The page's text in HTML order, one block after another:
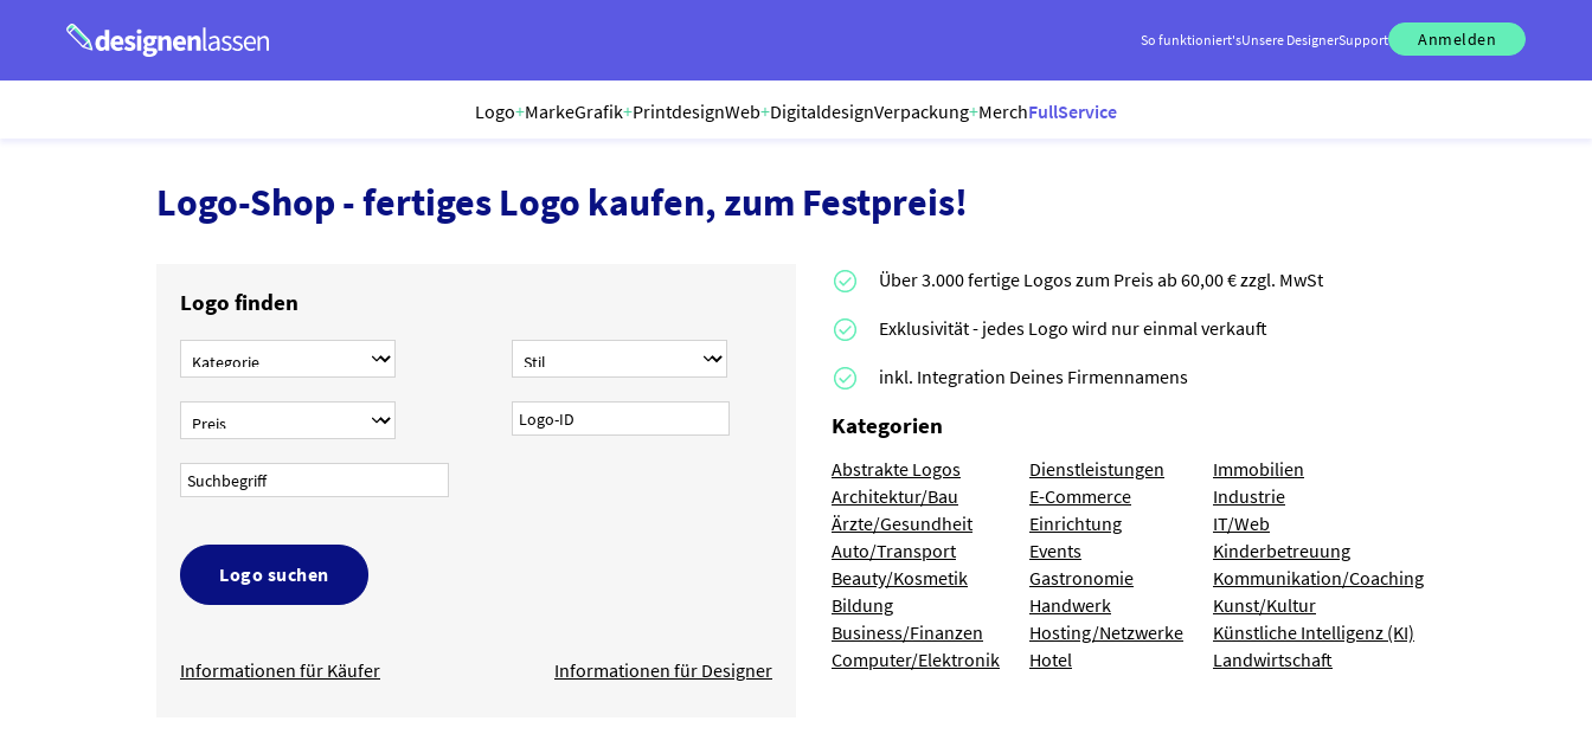
So funktioniert'sUnsere DesignerSupport Anmelden
Logo+MarkeGrafik+PrintdesignWeb+DigitaldesignVerpackung+MerchFullService
Logo-Shop - fertiges Logo kaufen, zum Festpreis!
Logo finden
Logo suchen
Informationen für Käufer Informationen für Designer
Über 3.000 fertige Logos zum Preis ab 60,00 € zzgl. MwSt
Exklusivität - jedes Logo wird nur einmal verkauft
inkl. Integration Deines Firmennamens
Kategorien
Abstrakte Logos
Architektur/Bau
Ärzte/Gesundheit
Auto/Transport
Beauty/Kosmetik
Bildung
Business/Finanzen
Computer/Elektronik
Dienstleistungen
E-Commerce
Einrichtung
Events
Gastronomie
Handwerk
Hosting/Netzwerke
Hotel
Immobilien
Industrie
IT/Web
Kinderbetreuung
Kommunikation/Coaching
Kunst/Kultur
Künstliche Intelligenz (KI)
Landwirtschaft